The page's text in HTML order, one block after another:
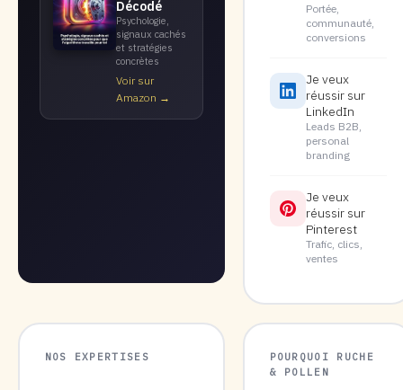
Décodé
Psychologie,
signaux cachés
et stratégies
concrètes
Voir sur
Amazon →
Portée,
communauté,
conversions
Je veux
réussir sur
LinkedIn
Leads B2B,
personal
branding
Je veux
réussir sur
Pinterest
Trafic, clics,
ventes
NOS EXPERTISES
POURQUOI RUCHE
& POLLEN